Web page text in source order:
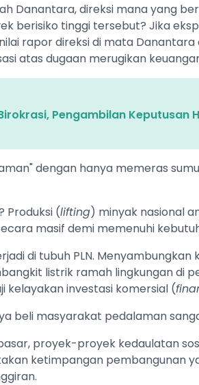
Danantara, direksi mana yang
berisiko tinggi tersebut? Jika
rapor direksi di mata Danantara
atas dugaan merugikan
Pengambilan Keputusan
dengan hanya memeras
Produksi (lifting) minyak nasional
masif demi memenuhi
di tubuh PLN. Menyambungkan
listrik ramah lingkungan di
kelayakan investasi komersial (
beli masyarakat pedalaman
proyek-proyek kedaulatan
ketimpangan pembangunan